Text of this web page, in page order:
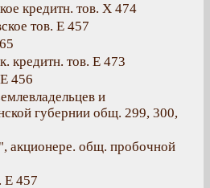
кредитн. тов. Х 474
тов. Е 457
кредитн. тов. Е 473
456
и
губернии общ. 299, 300,
акционере. общ. пробочной
Е 457